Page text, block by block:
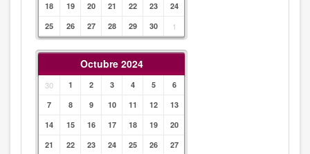
18
19 20 21 22 23
24
25
26 27 28 29 30 1
Octubre 2024
30 1 2 3 4 5
6
7
8 9 10 11 12
13
14
15 16 17 18 19
20
21
22 23 24 25 26
27